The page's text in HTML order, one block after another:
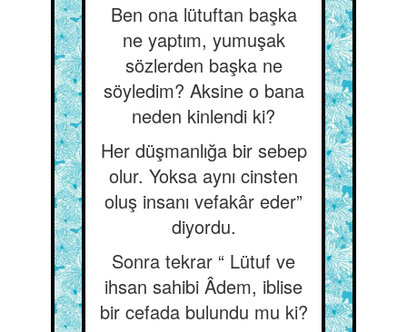
Ben ona lütuftan başka
ne yaptım, yumuşak
sözlerden başka ne
söyledim? Aksine o bana
neden kinlendi ki?
Her düşmanlığa bir sebep
olur. Yoksa aynı cinsten
oluş insanı vefakâr eder”
diyordu.
Sonra tekrar “ Lütuf ve
ihsan sahibi Âdem, iblise
bir cefada bulundu mu ki?